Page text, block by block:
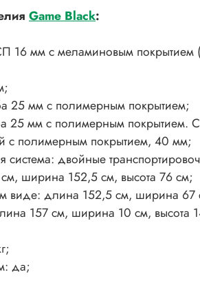
Game Black:
мм с меламиновым покрытием
25 мм с полимерным покрытием;
25 мм с полимерным
с полимерным покрытием, 40 мм;
система: двойные
ширина 152,5 см, высота 76 см;
виде: длина 152,5 см, ширина 67
157 см, ширина 10 см, высота
да;